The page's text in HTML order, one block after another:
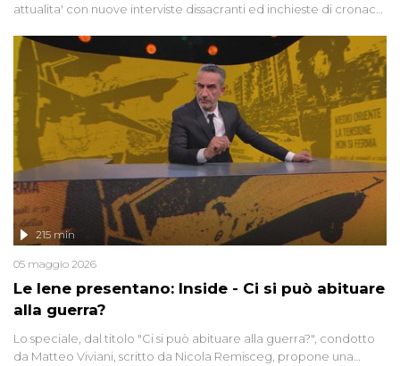
attualita' con nuove interviste dissacranti ed inchieste di cronaca
Le Iene presentano: Inside - Ci si può abituare
alla guerra?
215 min
05 maggio 2026
Lo speciale, dal titolo "Ci si può abituare alla guerra?", condotto
da Matteo Viviani, scritto da Nicola Remisceg, propone una